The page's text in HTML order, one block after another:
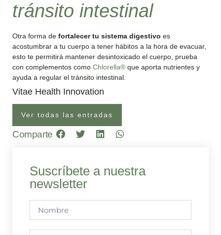
tránsito intestinal
Otra forma de fortalecer tu sistema digestivo es
acostumbrar a tu cuerpo a tener hábitos a la hora de evacuar,
esto te permitirá mantener desintoxicado el cuerpo, prueba
con complementos como Chlorella® que aporta nutrientes y
ayuda a regular el tránsito intestinal.
Vitae Health Innovation
Ver todas las entradas
Comparte
Suscríbete a nuestra
newsletter